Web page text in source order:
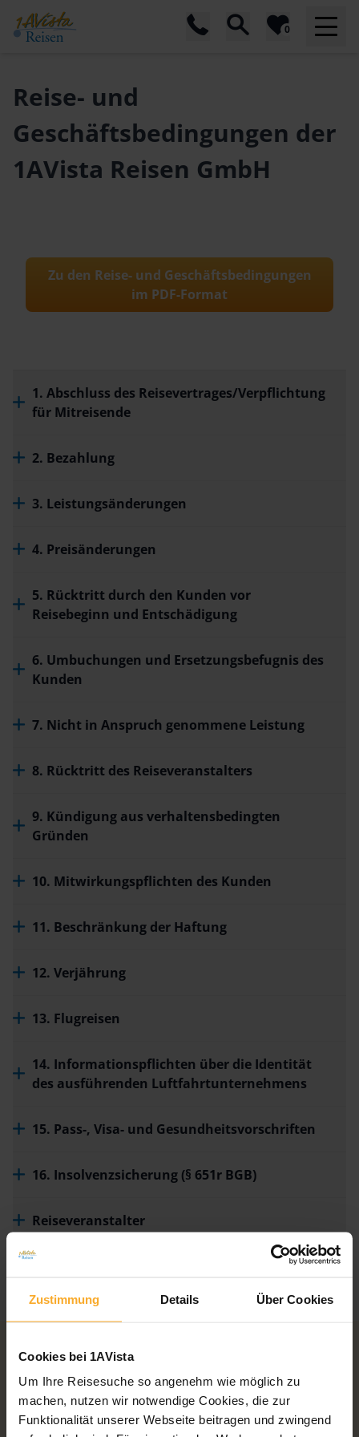
Zustimmung Details Über Cookies
Cookies bei 1AVista
Um Ihre Reisesuche so angenehm wie möglich zu
machen, nutzen wir notwendige Cookies, die zur
Funktionalität unserer Webseite beitragen und zwingend
0
Reise- und
Geschäftsbedingungen der
1AVista Reisen GmbH
Zu den Reise- und Geschäftsbedingungen
im PDF-Format
1. Abschluss des Reisevertrages/Verpflichtung
für Mitreisende
2. Bezahlung
3. Leistungsänderungen
4. Preisänderungen
5. Rücktritt durch den Kunden vor
Reisebeginn und Entschädigung
6. Umbuchungen und Ersetzungsbefugnis des
Kunden
7. Nicht in Anspruch genommene Leistung
8. Rücktritt des Reiseveranstalters
9. Kündigung aus verhaltensbedingten
Gründen
10. Mitwirkungspflichten des Kunden
11. Beschränkung der Haftung
12. Verjährung
13. Flugreisen
14. Informationspflichten über die Identität
des ausführenden Luftfahrtunternehmens
15. Pass-, Visa- und Gesundheitsvorschriften
16. Insolvenzsicherung (§ 651r BGB)
Reiseveranstalter
Wir sind für Sie da!